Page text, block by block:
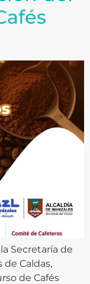
Secretaría de
Caldas,
de Cafés